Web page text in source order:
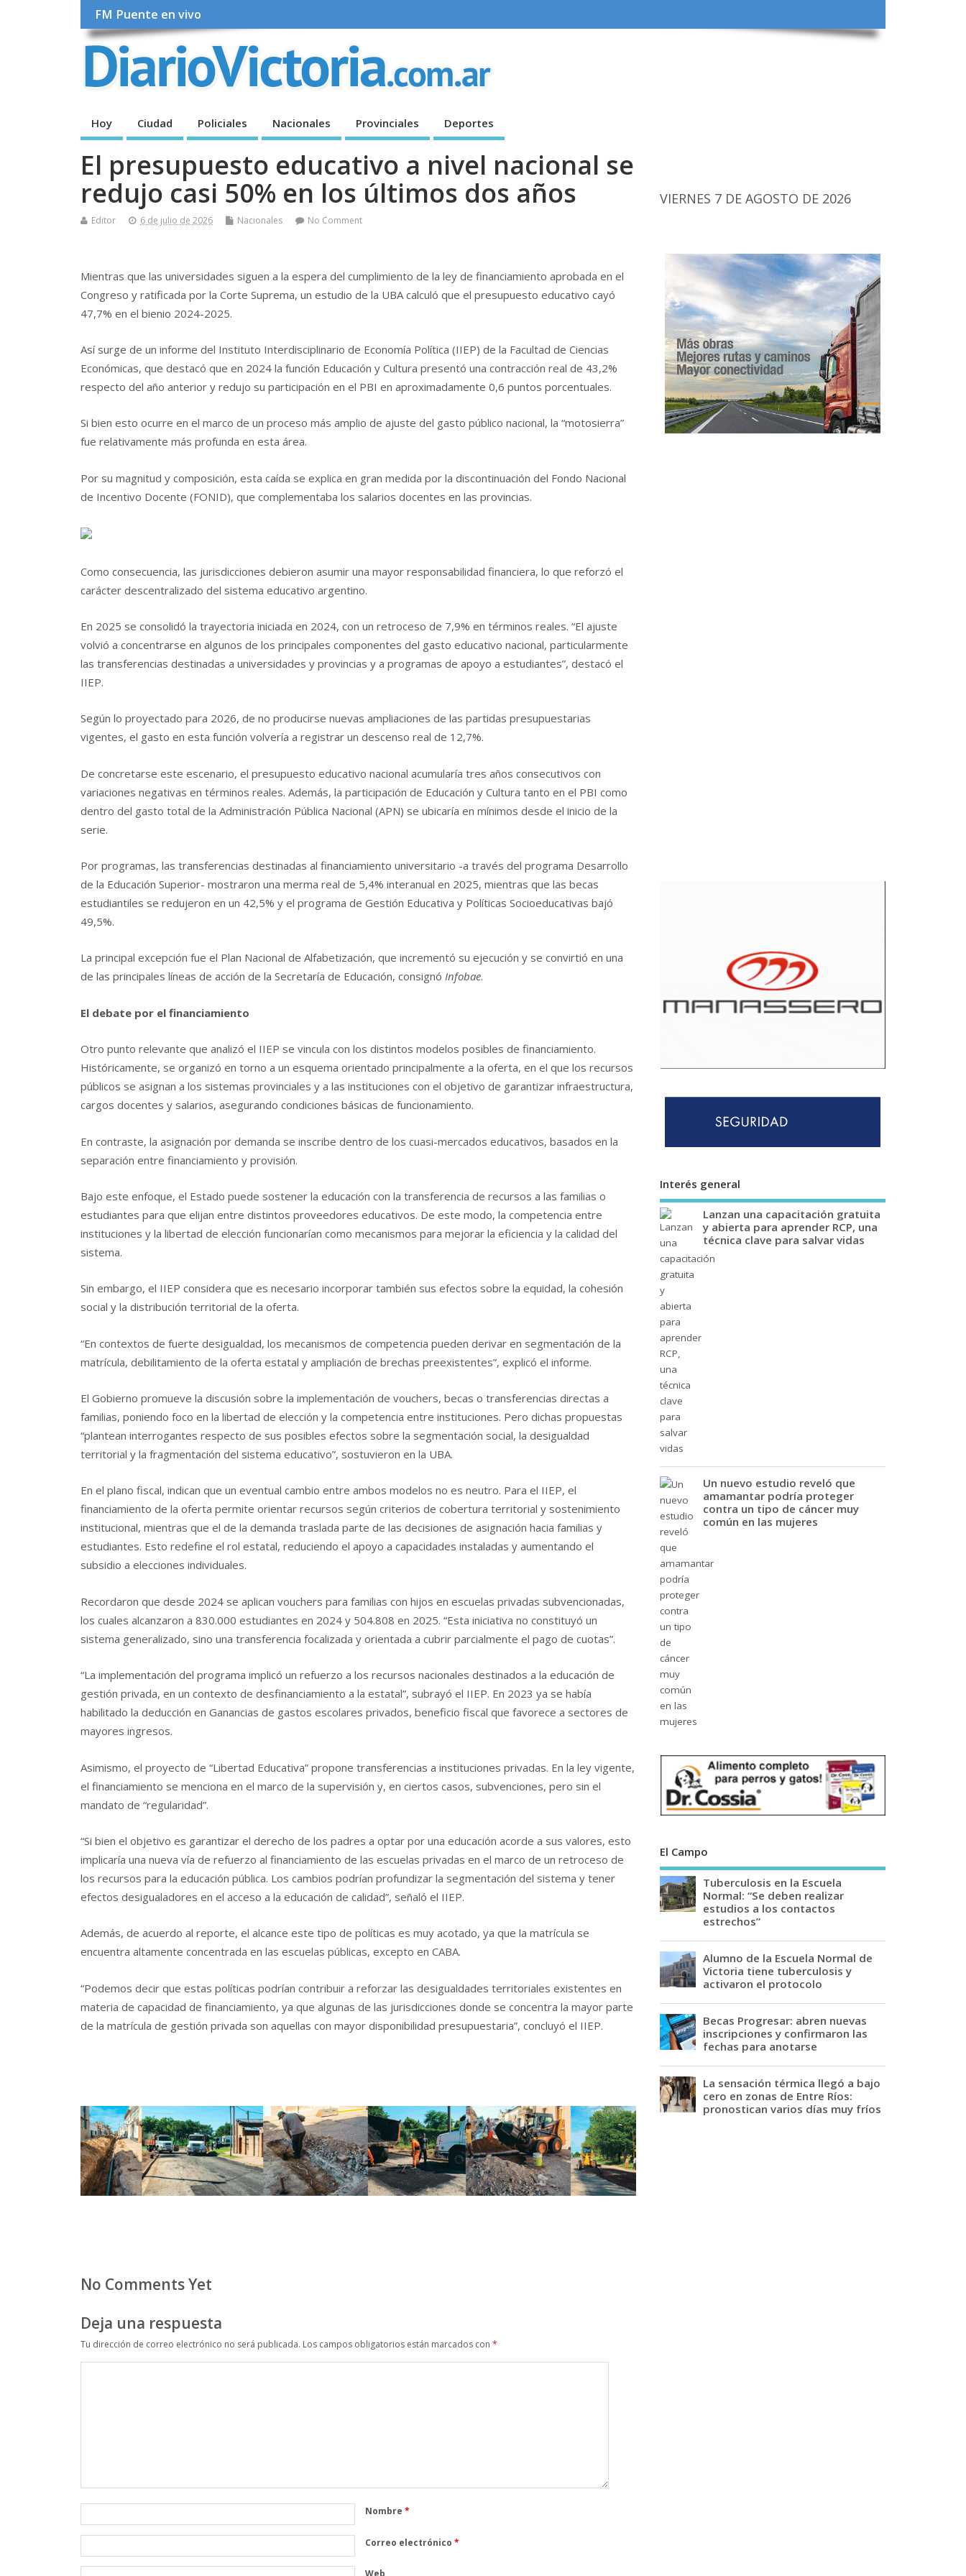
FM Puente en vivo
Hoy Ciudad Policiales Nacionales Provinciales Deportes
El presupuesto educativo a nivel nacional se
redujo casi 50% en los últimos dos años
Editor 6 de julio de 2026 Nacionales No Comment
Mientras que las universidades siguen a la espera del cumplimiento de la ley de financiamiento aprobada en el
Congreso y ratificada por la Corte Suprema, un estudio de la UBA calculó que el presupuesto educativo cayó
47,7% en el bienio 2024-2025.
Así surge de un informe del Instituto Interdisciplinario de Economía Política (IIEP) de la Facultad de Ciencias
Económicas, que destacó que en 2024 la función Educación y Cultura presentó una contracción real de 43,2%
respecto del año anterior y redujo su participación en el PBI en aproximadamente 0,6 puntos porcentuales.
Si bien esto ocurre en el marco de un proceso más amplio de ajuste del gasto público nacional, la “motosierra”
fue relativamente más profunda en esta área.
Por su magnitud y composición, esta caída se explica en gran medida por la discontinuación del Fondo Nacional
de Incentivo Docente (FONID), que complementaba los salarios docentes en las provincias.
Como consecuencia, las jurisdicciones debieron asumir una mayor responsabilidad financiera, lo que reforzó el
carácter descentralizado del sistema educativo argentino.
En 2025 se consolidó la trayectoria iniciada en 2024, con un retroceso de 7,9% en términos reales. “El ajuste
volvió a concentrarse en algunos de los principales componentes del gasto educativo nacional, particularmente
las transferencias destinadas a universidades y provincias y a programas de apoyo a estudiantes”, destacó el
IIEP.
Según lo proyectado para 2026, de no producirse nuevas ampliaciones de las partidas presupuestarias
vigentes, el gasto en esta función volvería a registrar un descenso real de 12,7%.
De concretarse este escenario, el presupuesto educativo nacional acumularía tres años consecutivos con
variaciones negativas en términos reales. Además, la participación de Educación y Cultura tanto en el PBI como
dentro del gasto total de la Administración Pública Nacional (APN) se ubicaría en mínimos desde el inicio de la
serie.
Por programas, las transferencias destinadas al financiamiento universitario -a través del programa Desarrollo
de la Educación Superior- mostraron una merma real de 5,4% interanual en 2025, mientras que las becas
estudiantiles se redujeron en un 42,5% y el programa de Gestión Educativa y Políticas Socioeducativas bajó
49,5%.
La principal excepción fue el Plan Nacional de Alfabetización, que incrementó su ejecución y se convirtió en una
de las principales líneas de acción de la Secretaría de Educación, consignó Infobae.
El debate por el financiamiento
Otro punto relevante que analizó el IIEP se vincula con los distintos modelos posibles de financiamiento.
Históricamente, se organizó en torno a un esquema orientado principalmente a la oferta, en el que los recursos
públicos se asignan a los sistemas provinciales y a las instituciones con el objetivo de garantizar infraestructura,
cargos docentes y salarios, asegurando condiciones básicas de funcionamiento.
En contraste, la asignación por demanda se inscribe dentro de los cuasi-mercados educativos, basados en la
separación entre financiamiento y provisión.
Bajo este enfoque, el Estado puede sostener la educación con la transferencia de recursos a las familias o
estudiantes para que elijan entre distintos proveedores educativos. De este modo, la competencia entre
instituciones y la libertad de elección funcionarían como mecanismos para mejorar la eficiencia y la calidad del
sistema.
Sin embargo, el IIEP considera que es necesario incorporar también sus efectos sobre la equidad, la cohesión
social y la distribución territorial de la oferta.
“En contextos de fuerte desigualdad, los mecanismos de competencia pueden derivar en segmentación de la
matrícula, debilitamiento de la oferta estatal y ampliación de brechas preexistentes”, explicó el informe.
El Gobierno promueve la discusión sobre la implementación de vouchers, becas o transferencias directas a
familias, poniendo foco en la libertad de elección y la competencia entre instituciones. Pero dichas propuestas
“plantean interrogantes respecto de sus posibles efectos sobre la segmentación social, la desigualdad
territorial y la fragmentación del sistema educativo”, sostuvieron en la UBA.
En el plano fiscal, indican que un eventual cambio entre ambos modelos no es neutro. Para el IIEP, el
financiamiento de la oferta permite orientar recursos según criterios de cobertura territorial y sostenimiento
institucional, mientras que el de la demanda traslada parte de las decisiones de asignación hacia familias y
estudiantes. Esto redefine el rol estatal, reduciendo el apoyo a capacidades instaladas y aumentando el
subsidio a elecciones individuales.
Recordaron que desde 2024 se aplican vouchers para familias con hijos en escuelas privadas subvencionadas,
los cuales alcanzaron a 830.000 estudiantes en 2024 y 504.808 en 2025. “Esta iniciativa no constituyó un
sistema generalizado, sino una transferencia focalizada y orientada a cubrir parcialmente el pago de cuotas”.
“La implementación del programa implicó un refuerzo a los recursos nacionales destinados a la educación de
gestión privada, en un contexto de desfinanciamiento a la estatal”, subrayó el IIEP. En 2023 ya se había
habilitado la deducción en Ganancias de gastos escolares privados, beneficio fiscal que favorece a sectores de
mayores ingresos.
Asimismo, el proyecto de “Libertad Educativa” propone transferencias a instituciones privadas. En la ley vigente,
el financiamiento se menciona en el marco de la supervisión y, en ciertos casos, subvenciones, pero sin el
mandato de “regularidad”.
“Si bien el objetivo es garantizar el derecho de los padres a optar por una educación acorde a sus valores, esto
implicaría una nueva vía de refuerzo al financiamiento de las escuelas privadas en el marco de un retroceso de
los recursos para la educación pública. Los cambios podrían profundizar la segmentación del sistema y tener
efectos desigualadores en el acceso a la educación de calidad”, señaló el IIEP.
Además, de acuerdo al reporte, el alcance este tipo de políticas es muy acotado, ya que la matrícula se
encuentra altamente concentrada en las escuelas públicas, excepto en CABA.
“Podemos decir que estas políticas podrían contribuir a reforzar las desigualdades territoriales existentes en
materia de capacidad de financiamiento, ya que algunas de las jurisdicciones donde se concentra la mayor parte
de la matrícula de gestión privada son aquellas con mayor disponibilidad presupuestaria”, concluyó el IIEP.
No Comments Yet
Deja una respuesta
Tu dirección de correo electrónico no será publicada. Los campos obligatorios están marcados con *
Nombre *
Correo electrónico *
VIERNES 7 DE AGOSTO DE 2026
Interés general
Lanzan una capacitación gratuita
y abierta para aprender RCP, una
técnica clave para salvar vidas
Un nuevo estudio reveló que
amamantar podría proteger
contra un tipo de cáncer muy
común en las mujeres
El Campo
Tuberculosis en la Escuela
Normal: “Se deben realizar
estudios a los contactos
estrechos”
Alumno de la Escuela Normal de
Victoria tiene tuberculosis y
activaron el protocolo
Becas Progresar: abren nuevas
inscripciones y confirmaron las
fechas para anotarse
La sensación térmica llegó a bajo
cero en zonas de Entre Ríos:
pronostican varios días muy fríos